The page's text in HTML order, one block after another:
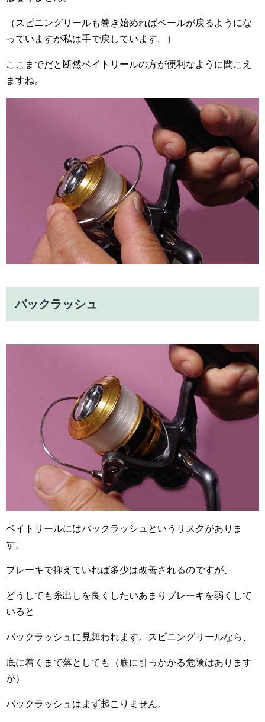
（スピニングリールも巻き始めればベールが戻るようにな
っていますが私は手で戻しています。）
ここまでだと断然ベイトリールの方が便利なように聞こえ
ますね。
バックラッシュ
ベイトリールにはバックラッシュというリスクがありま
す。
ブレーキで抑えていれば多少は改善されるのですが、
どうしても糸出しを良くしたいあまりブレーキを弱くして
いると
バックラッシュに見舞われます。スピニングリールなら、
底に着くまで落としても（底に引っかかる危険はあります
が）
バックラッシュはまず起こりません。